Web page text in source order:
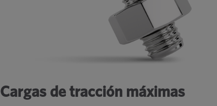
Cargas de tracción máximas